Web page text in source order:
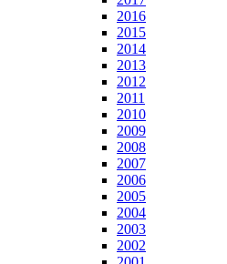
2016
2015
2014
2013
2012
2011
2010
2009
2008
2007
2006
2005
2004
2003
2002